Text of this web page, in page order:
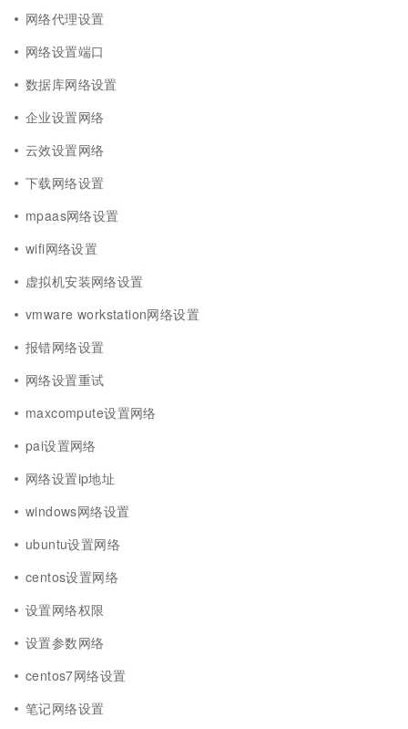
网络代理设置
网络设置端口
数据库网络设置
企业设置网络
云效设置网络
下载网络设置
mpaas网络设置
wifi网络设置
虚拟机安装网络设置
vmware workstation网络设置
报错网络设置
网络设置重试
maxcompute设置网络
pai设置网络
网络设置ip地址
windows网络设置
ubuntu设置网络
centos设置网络
设置网络权限
设置参数网络
centos7网络设置
笔记网络设置